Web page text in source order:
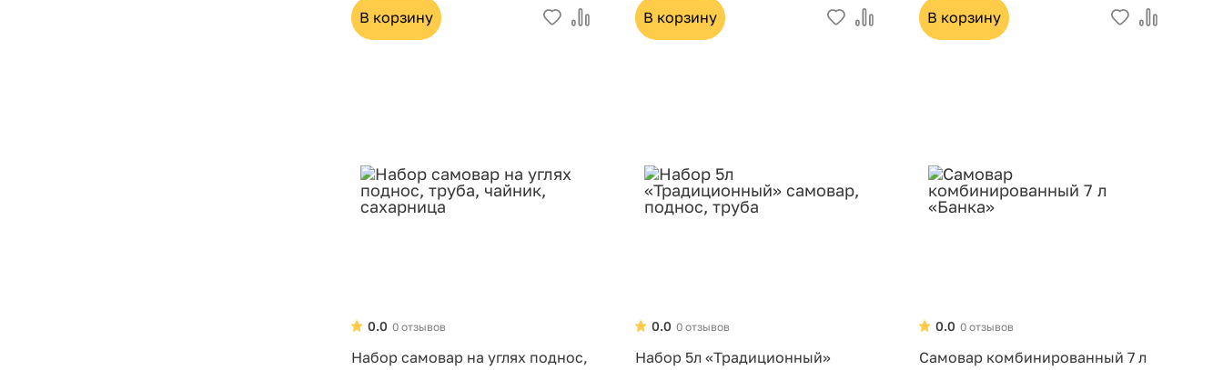
В корзину В корзину В корзину
0 отзывов
0.0
Набор самовар на углях поднос,
0 отзывов
0.0
Набор 5л «Традиционный»
0 отзывов
0.0
Самовар комбинированный 7 л